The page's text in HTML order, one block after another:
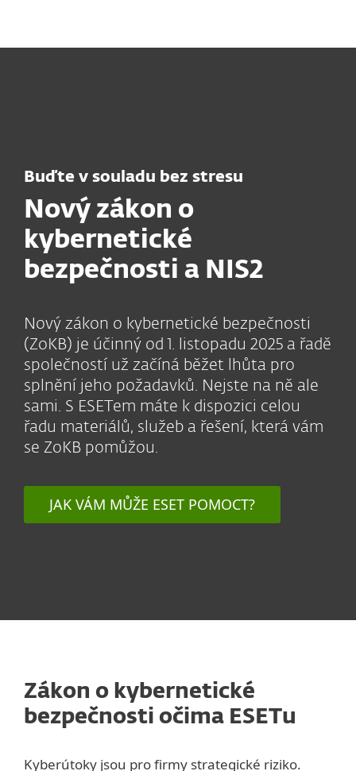
Buďte v souladu bez stresu
Nový zákon o
kybernetické
bezpečnosti a NIS2
Nový zákon o kybernetické bezpečnosti
(ZoKB) je účinný od 1. listopadu 2025 a řadě
společností už začíná běžet lhůta pro
splnění jeho požadavků. Nejste na ně ale
sami. S ESETem máte k dispozici celou
řadu materiálů, služeb a řešení, která vám
se ZoKB pomůžou.
JAK VÁM MŮŽE ESET POMOCT?
Zákon o kybernetické
bezpečnosti očima ESETu
Kyberútoky jsou pro firmy strategické riziko.